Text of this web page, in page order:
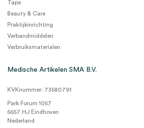
Tape
Beauty & Care
Praktijkinrichting
Verbandmiddelen
Verbruiksmaterialen
Medische Artikelen SMA B.V.
KVKnummer: 73580791
Park Forum 1057
5657 HJ Eindhoven
Nederland